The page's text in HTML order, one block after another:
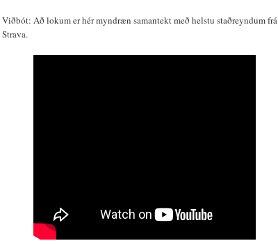
Viðbót: Að lokum er hér myndræn samantekt með helstu staðreyndum frá
Strava.